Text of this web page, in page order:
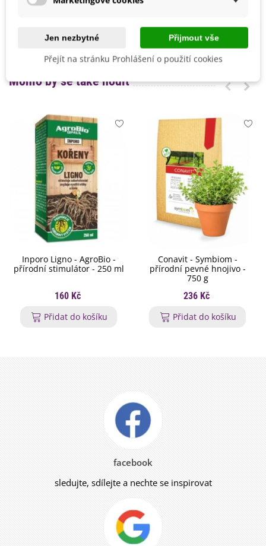
Září
Poloraná
Odrůda Fazole
Mohlo by se také hodit
Inporo Ligno - AgroBio -
přírodní stimulátor - 250 ml
160 Kč
Přidat do košíku
Conavit - Symbiom -
přírodní pevné hnojivo -
750 g
236 Kč
Přidat do košíku
facebook
sledujte, sdílejte a nechte se inspirovat
Jen nezbytné Přijmout vše
Přejít na stránku Prohlášení o použití cookies